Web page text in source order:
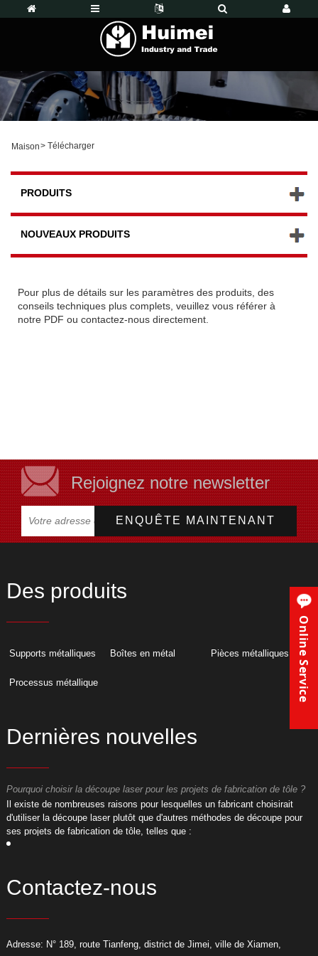
Maison> Télécharger
PRODUITS
NOUVEAUX PRODUITS
Pour plus de détails sur les paramètres des produits, des
conseils techniques plus complets, veuillez vous référer à
notre PDF ou contactez-nous directement.
Rejoignez notre newsletter
Des produits
Supports métalliques Boîtes en métal Pièces métalliques
Processus métallique
Dernières nouvelles
Pourquoi choisir la découpe laser pour les projets de fabrication de tôle ?
​Il existe de nombreuses raisons pour lesquelles un fabricant choisirait
d'utiliser la découpe laser plutôt que d'autres méthodes de découpe pour
ses projets de fabrication de tôle, telles que :
Contactez-nous
Adresse: N° 189, route Tianfeng, district de Jimei, ville de Xiamen,
Online Service